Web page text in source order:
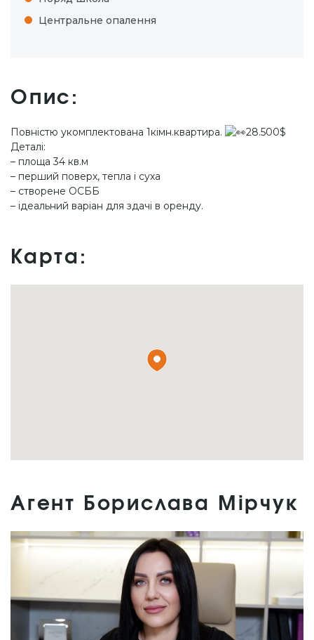
Центральне опалення
Опис:
Повністю укомплектована 1кімн.квартира.
28.500$
Деталі:
– площа 34 кв.м
– перший поверх, тепла і суха
– створене ОСББ
– ідеальний варіан для здачі в оренду.
Карта:
Агент Борислава Мірчук